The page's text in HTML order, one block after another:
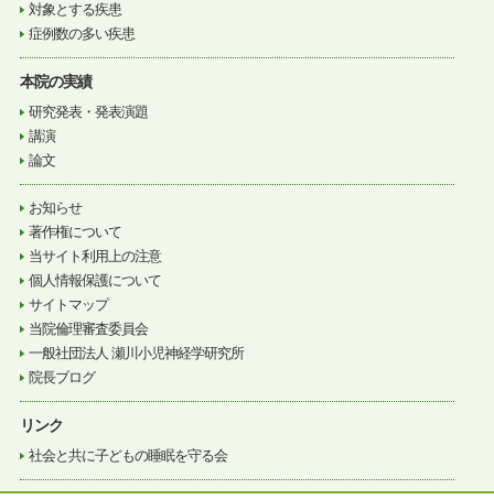
対象とする疾患
症例数の多い疾患
本院の実績
研究発表・発表演題
講演
論文
お知らせ
著作権について
当サイト利用上の注意
個人情報保護について
サイトマップ
当院倫理審査委員会
一般社団法人 瀬川小児神経学研究所
院長ブログ
リンク
社会と共に子どもの睡眠を守る会